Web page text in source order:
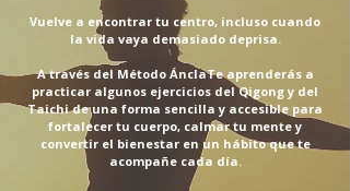
Vuelve a encontrar tu centro, incluso cuando
la vida vaya demasiado deprisa.
A través del Método ÁnclaTe aprenderás a
practicar algunos ejercicios del Qigong y del
Taichi de una forma sencilla y accesible para
fortalecer tu cuerpo, calmar tu mente y
convertir el bienestar en un hábito que te
acompañe cada día.